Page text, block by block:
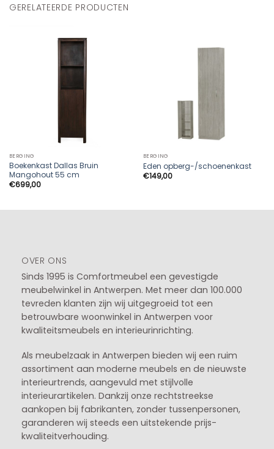
GERELATEERDE PRODUCTEN
BERGING
Boekenkast Dallas Bruin
Mangohout 55 cm
€699,00
BERGING
Eden opberg-/schoenenkast
€149,00
OVER ONS
Sinds 1995 is Comfortmeubel een gevestigde
meubelwinkel in Antwerpen. Met meer dan 100.000
tevreden klanten zijn wij uitgegroeid tot een
betrouwbare woonwinkel in Antwerpen voor
kwaliteitsmeubels en interieurinrichting.
Als meubelzaak in Antwerpen bieden wij een ruim
assortiment aan moderne meubels en de nieuwste
interieurtrends, aangevuld met stijlvolle
interieurartikelen. Dankzij onze rechtstreekse
aankopen bij fabrikanten, zonder tussenpersonen,
garanderen wij steeds een uitstekende prijs-
kwaliteitverhouding.